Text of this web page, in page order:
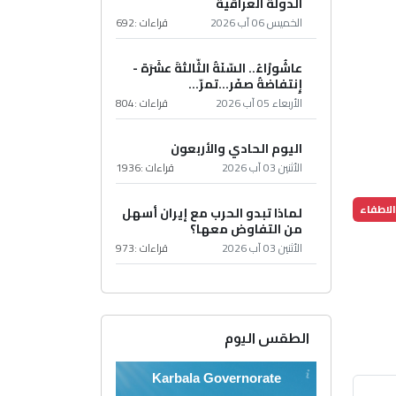
الخميس 06 آب 2026 قراءات :692
عاشُورْاءُ.. السّنَةُ الثّالثةَ عشَرَة -
إِنتفاضةُ صفَر…تمرّ...
الأربعاء 05 آب 2026 قراءات :804
اليوم الحادي والأربعون
الأثنين 03 آب 2026 قراءات :1936
لماذا تبدو الحرب مع إيران أسهل
من التفاوض معها؟
الأثنين 03 آب 2026 قراءات :973
الطقس اليوم
Karbala Governorate